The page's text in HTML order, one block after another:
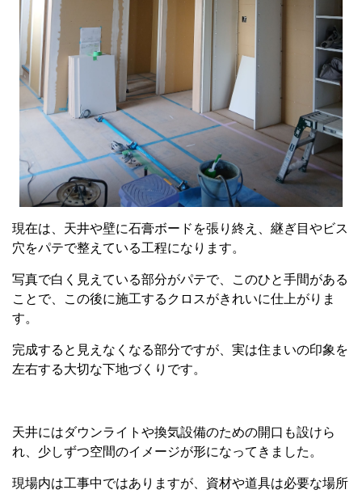
現在は、天井や壁に石膏ボードを張り終え、継ぎ目やビス
穴をパテで整えている工程になります。
写真で白く見えている部分がパテで、このひと手間がある
ことで、この後に施工するクロスがきれいに仕上がりま
す。
完成すると見えなくなる部分ですが、実は住まいの印象を
左右する大切な下地づくりです。
天井にはダウンライトや換気設備のための開口も設けら
れ、少しずつ空間のイメージが形になってきました。
現場内は工事中ではありますが、資材や道具は必要な場所